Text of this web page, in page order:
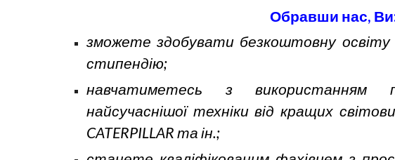
Обравши нас,
зможетездобувати безкоштовну освіту
стипендію;
навчатиметесь з використанням
найсучаснішої техніки від кращих
CATERPILLAR та ін.;